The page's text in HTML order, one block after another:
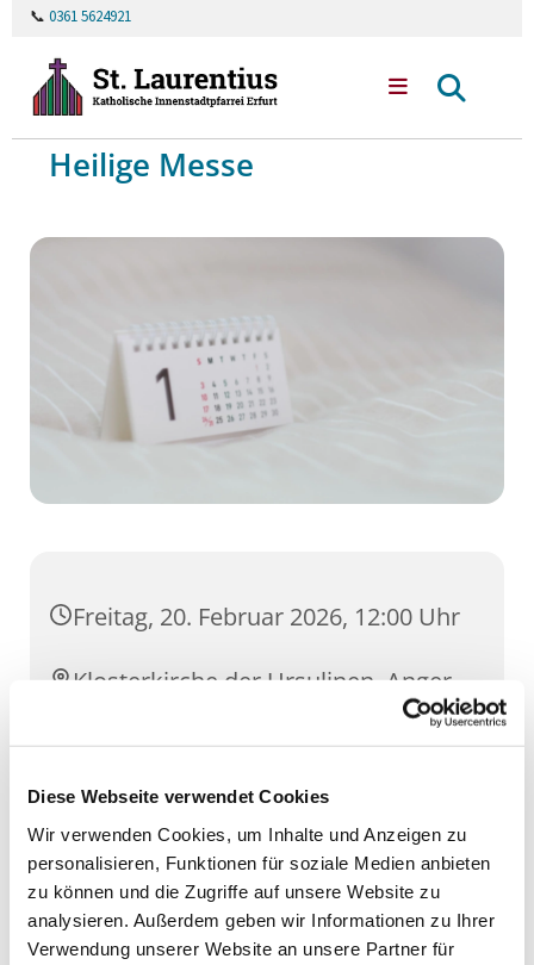
Diese Webseite verwendet Cookies
Wir verwenden Cookies, um Inhalte und Anzeigen zu
personalisieren, Funktionen für soziale Medien anbieten
zu können und die Zugriffe auf unsere Website zu
analysieren. Außerdem geben wir Informationen zu Ihrer
Verwendung unserer Website an unsere Partner für
📞 0361 5624921
Heilige Messe
Freitag, 20. Februar 2026, 12:00 Uhr
Klosterkirche der Ursulinen, Anger